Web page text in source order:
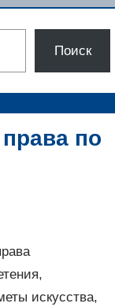
Поиск
по
искусства,